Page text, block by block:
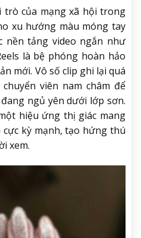
trò của mạng xã hội trong
xu hướng màu móng tay
nền tảng video ngắn như
là bệ phóng hoàn hảo
mới. Vô số clip ghi lại quá
viên nam châm để
ngủ yên dưới lớp sơn.
hiệu ứng thị giác mang
kỳ mạnh, tạo hứng thú
xem.